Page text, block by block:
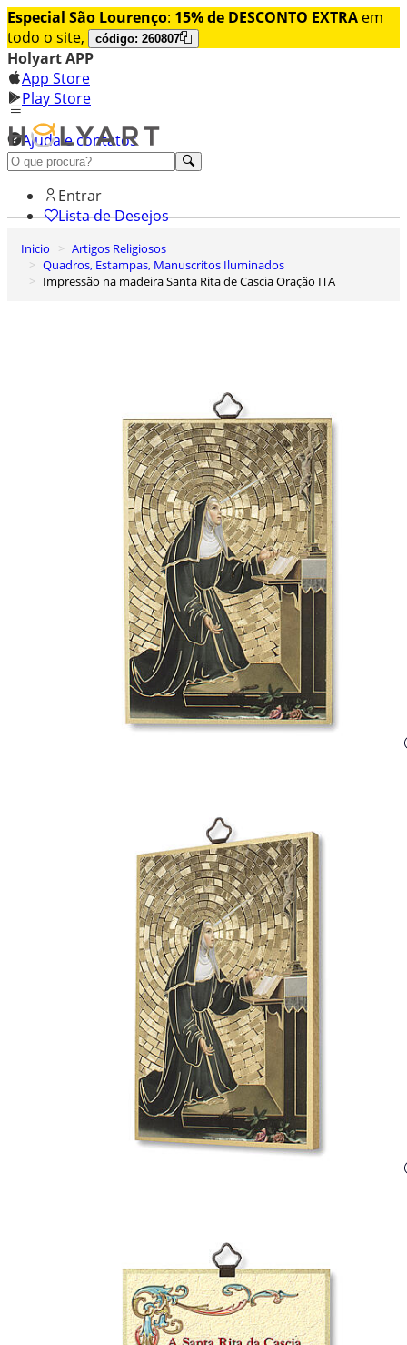
Especial São Lourenço: 15% de DESCONTO EXTRA em
todo o site,
código: 260807
Holyart APP
App Store
Play Store
Ajuda e contatos
Conheça premium
Entrar
Lista de Desejos
0
Carrinho de Compras
Inicio
Artigos Religiosos
Quadros, Estampas, Manuscritos Iluminados
Impressão na madeira Santa Rita de Cascia Oração ITA